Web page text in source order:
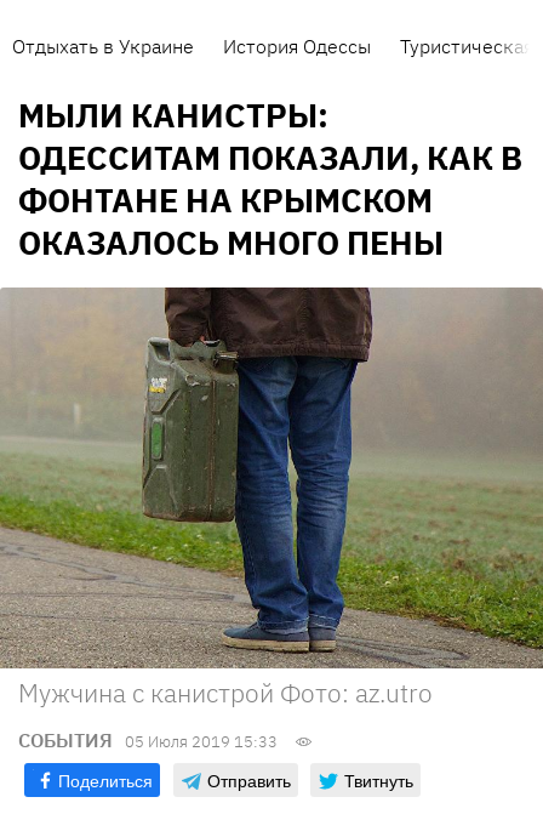
Отдыхать в Украине История Одессы Туристическая
МЫЛИ КАНИСТРЫ:
ОДЕССИТАМ ПОКАЗАЛИ, КАК В
ФОНТАНЕ НА КРЫМСКОМ
ОКАЗАЛОСЬ МНОГО ПЕНЫ
Мужчина с канистрой Фото: az.utro
СОБЫТИЯ 05 Июля 2019 15:33
Поделиться Отправить Твитнуть